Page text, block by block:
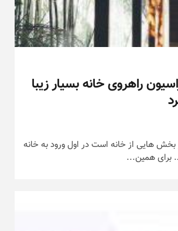
راهروی خانه بسیار زیبا
بخش هایی از خانه است در اول ورود به خانه
برای همین...